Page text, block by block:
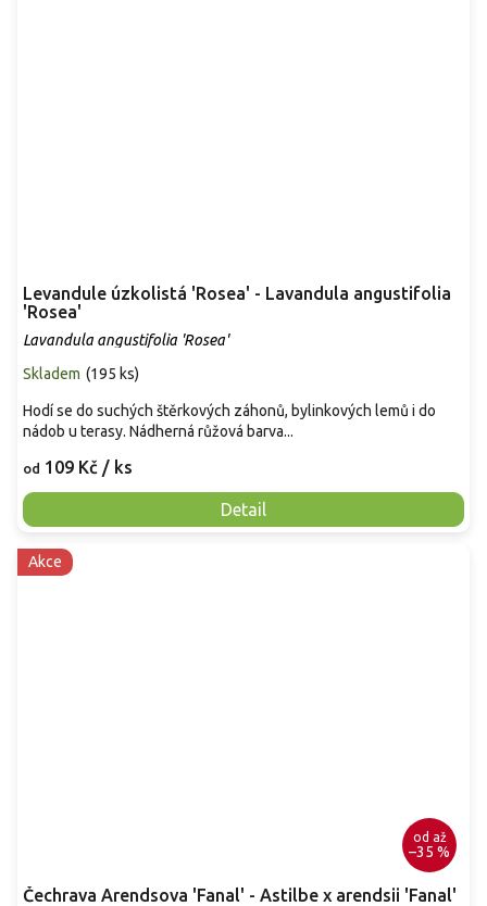
Levandule úzkolistá 'Rosea' - Lavandula angustifolia
'Rosea'
Lavandula angustifolia 'Rosea'
Skladem (195 ks)
od 109 Kč / ks
Detail
Hodí se do suchých štěrkových záhonů, bylinkových lemů i do
nádob u terasy. Nádherná růžová barva...
Akce
od až
–35 %
Čechrava Arendsova 'Fanal' - Astilbe x arendsii 'Fanal'